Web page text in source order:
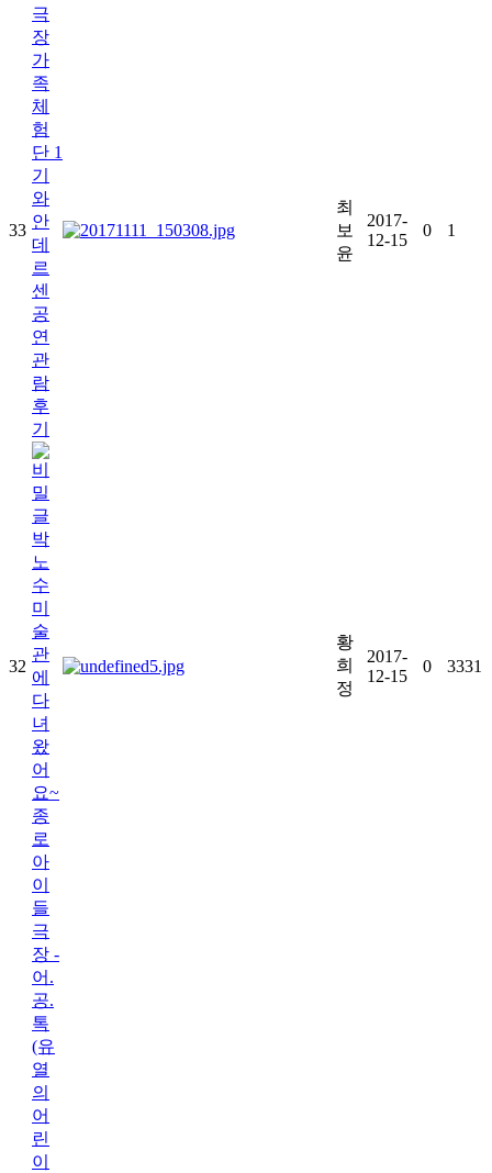
33
극
장
가
족
체
험
단 1
기
와
안
데
르
센
공
연
관
람
후
기
최
보
윤
2017-
12-15
0 1
32
박
노
수
미
술
관
에
다
녀
왔
어
요~
황
희
정
2017-
12-15
0 3331
종
로
아
이
들
극
장 -
어.
공.
톡
(유
열
의
어
린
이